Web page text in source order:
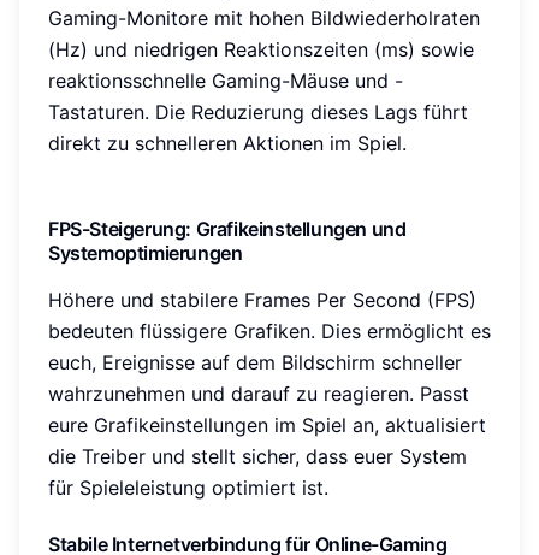
Gaming-Monitore mit hohen Bildwiederholraten
(Hz) und niedrigen Reaktionszeiten (ms) sowie
reaktionsschnelle Gaming-Mäuse und -
Tastaturen. Die Reduzierung dieses Lags führt
direkt zu schnelleren Aktionen im Spiel.
FPS-Steigerung: Grafikeinstellungen und
Systemoptimierungen
Höhere und stabilere Frames Per Second (FPS)
bedeuten flüssigere Grafiken. Dies ermöglicht es
euch, Ereignisse auf dem Bildschirm schneller
wahrzunehmen und darauf zu reagieren. Passt
eure Grafikeinstellungen im Spiel an, aktualisiert
die Treiber und stellt sicher, dass euer System
für Spieleleistung optimiert ist.
Stabile Internetverbindung für Online-Gaming